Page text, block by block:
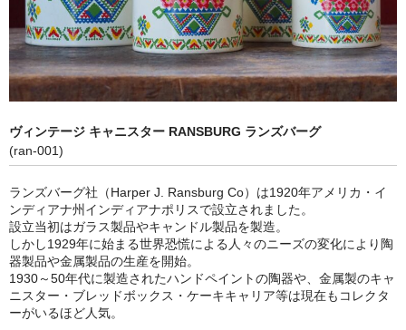
リング
カフリンクス
ヴィンテージ ディズニー
ヴィンテージ雑貨
お問い合わせ
ブログ
SOLD OUT
ヴィンテージ キャニスター RANSBURG ランズバーグ
(ran-001)
ランズバーグ社（Harper J. Ransburg Co）は1920年アメリカ・イ
ンディアナ州インディアナポリスで設立されました。
設立当初はガラス製品やキャンドル製品を製造。
しかし1929年に始まる世界恐慌による人々のニーズの変化により陶
器製品や金属製品の生産を開始。
1930～50年代に製造されたハンドペイントの陶器や、金属製のキャ
ニスター・ブレッドボックス・ケーキキャリア等は現在もコレクタ
ーがいるほど人気。